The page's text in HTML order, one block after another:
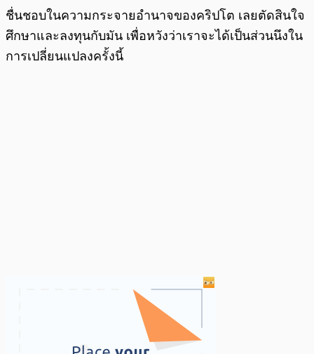
ชื่นชอบในความกระจายอำนาจของคริปโต เลยตัดสินใจ
ศึกษาและลงทุนกับมัน เพื่อหวังว่าเราจะได้เป็นส่วนนึงใน
การเปลี่ยนแปลงครั้งนี้